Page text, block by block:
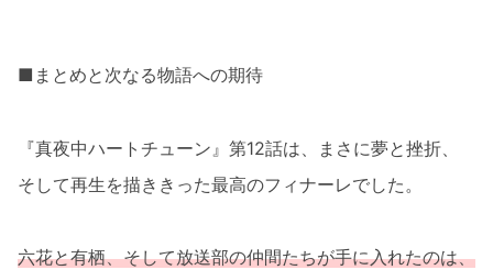
■まとめと次なる物語への期待
『真夜中ハートチューン』第12話は、まさに夢と挫折、
そして再生を描ききった最高のフィナーレでした。
六花と有栖、そして放送部の仲間たちが手に入れたのは、